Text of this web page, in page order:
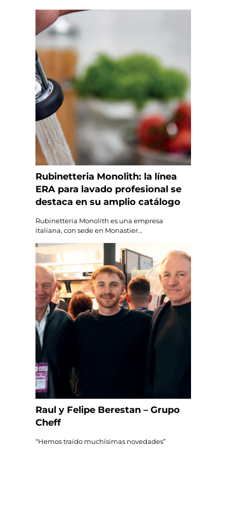
Rubinetteria Monolith: la línea
ERA para lavado profesional se
destaca en su amplio catálogo
Rubinetteria Monolith es una empresa
italiana, con sede en Monastier...
Raul y Felipe Berestan – Grupo
Cheff
“Hemos traído muchísimas novedades”